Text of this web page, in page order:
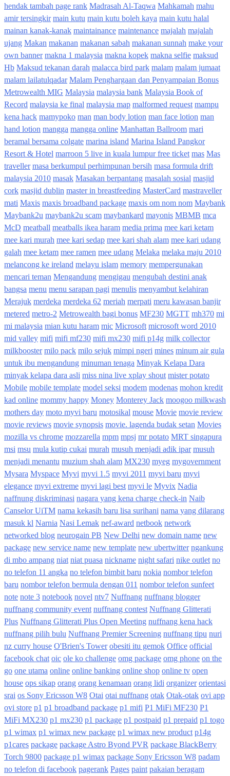
hendak tambah page rank Madrasah Al-Taqwa Mahkamah mahu
amir tersingkir main kutu main kutu boleh kaya main kutu halal
mainan kanak-kanak maintainance maintenance majalah majalah
ujang Makan makanan makanan sabah makanan sunnah make your
own banner makna 1 malaysia makna kopek makna selfie maksud
Hb Maksud tekanan darah malacca bird park malam malam jumaat
malam lailatulqadar Malam Penghargaan dan Penyampaian Bonus
Metrowealth MIG Malaysia malaysia bank Malaysia Book of
Record malaysia ke final malaysia map malformed request mampu
kena hack mamypoko man man body lotion man face lotion man
hand lotion mangga mangga online Manhattan Ballroom mari
beramal bersama colgate marina island Marina Island Pangkor
Resort & Hotel marroon 5 live in kuala lumpur free ticket mas Mas
traveller masa berkumpul perhimpunan bersih masa formula drift
malaysia 2010 masak Masakan berpantang masalah sosial masjid
cork masjid dublin master in breastfeeding MasterCard mastraveller
mati Maxis maxis broadband package maxis om nom nom Maybank
Maybank2u maybank2u scam maybankard mayonis MBMB mca
McD meatball meatballs ikea haram media prima mee kari ketam
mee kari murah mee kari sedap mee kari shah alam mee kari udang
galah mee ketam mee ramen mee udang Melaka melaka maju 2010
melancong ke ireland melayu islam memory mempergunakan
mencari teman Mengandung mengigau mengubah destini anak
bangsa menu menu sarapan pagi menulis menyambut kelahiran
Merajuk merdeka merdeka 62 meriah merpati meru kawasan banjir
metered metro-2 Metrowealth bagi bonus MF230 MGTT mh370 mi
mi malaysia mian kutu haram mic Microsoft microsoft word 2010
mid valley mifi mifi mf230 mifi mx230 mifi p14g milk collector
milkbooster milo pack milo sejuk mimpi ngeri mines minum air gula
untuk ibu mengandung minuman tenaga Minyak Kelapa Dara
minyak kelapa dara asli miss nina live xplay shout mister potato
Mobile mobile template model seksi modem modenas mohon kredit
kad online mommy happy Money Monterey Jack moogoo milkwash
mothers day moto myvi baru motosikal mouse Movie movie review
movie reviews movie synopsis movie. lagenda budak setan Movies
mozilla vs chrome mozzarella mpm mpsj mr potato MRT singapura
msi msu mula kutip cukai murah musuh menjadi adik ipar musuh
menjadi menantu muzium shah alam MX230 myeg mygovernment
Mysara Myspace Myvi myvi 1.5 myvi 2011 myvi baru myvi
elegance myvi extreme myvi lagi best myvi le Myvix Nadia
naffnung diskriminasi nagara yang kena charge check-in Naib
Canselor UiTM nama kekasih baru lisa surihani nama yang dilarang
masuk kl Narnia Nasi Lemak nef-award netbook network
networked blog neurogain PB New Delhi new domain name new
package new service name new template new ubertwitter ngankung
di mbo ampang niat niat puasa nickname night safari nike outlet no
no telefon 11 angka no telefon bimbit baru nokia nombor telefon
baru nombor telefon bermula dengan 011 nombor telefon sunfeet
note note 3 notebook novel ntv7 Nuffnang nuffnang blogger
nuffnang community event nuffnang contest Nuffnang Glitterati
Plus Nuffnang Glitterati Plus Open Meeting nuffnang kena hack
nuffnang pilih bulu Nuffnang Premier Screening nuffnang tipu nuri
nz curry house O'Brien's Tower obesiti itu gemok Office official
facebook chat oic ole ko challenge omg package omg phone on the
go one utama online online banking online shop online tv open
house ops sikap orang orang kenamaan orang lidi organizer orientasi
srai os Sony Ericsson W8 Otai otai nuffnang otak Otak-otak ovi app
ovi store p1 p1 broadband package p1 mifi P1 MiFi MF230 P1
MiFi MX230 p1 mx230 p1 package p1 postpaid p1 prepaid p1 togo
p1 wimax p1 wimax new package p1 wimax new product p14g
p1cares package package Astro Byond PVR package BlackBerry
Torch 9800 package p1 wimax package Sony Ericsson W8 padam
no telefon di facebook pagerank Pages paint pakaian beragam